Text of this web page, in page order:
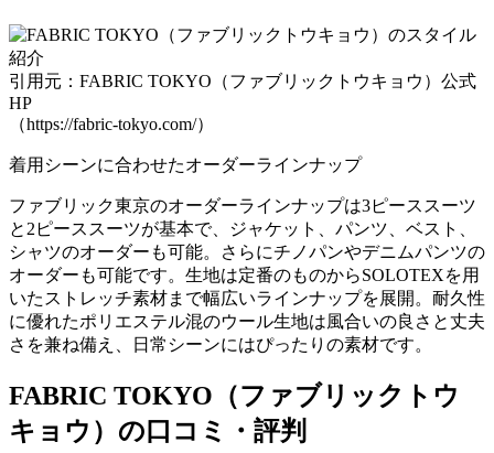
引用元：FABRIC TOKYO（ファブリックトウキョウ）公式
HP
（https://fabric-tokyo.com/）
着用シーンに合わせたオーダーラインナップ
ファブリック東京のオーダーラインナップは3ピーススーツ
と2ピーススーツが基本で、ジャケット、パンツ、ベスト、
シャツのオーダーも可能。さらにチノパンやデニムパンツの
オーダーも可能です。生地は定番のものからSOLOTEXを用
いたストレッチ素材まで幅広いラインナップを展開。耐久性
に優れたポリエステル混のウール生地は風合いの良さと丈夫
さを兼ね備え、日常シーンにはぴったりの素材です。
FABRIC TOKYO（ファブリックトウ
キョウ）の口コミ・評判